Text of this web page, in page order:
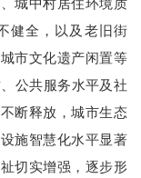
健全，以及老旧街
市文化遗产闲置等
公共服务水平及社
断释放，城市生态
施智慧化水平显著
切实增强，逐步形